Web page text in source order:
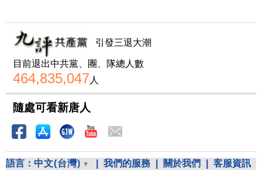
引發三退大潮
目前退出中共黨、團、隊總人數
464,835,047人
隨處可看新唐人
語言： 中文(台灣) 我們的服務 關於我們
客服資訊